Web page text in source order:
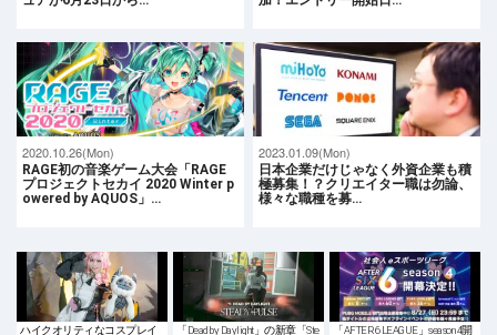
2020.10.26(Mon)
RAGE初の音楽ゲーム大会「RAGE
プロジェクトセカイ 2020 Winter p
owered by AQUOS」…
2023.01.09(Mon)
日本企業だけじゃなく外資企業も積
極募集！？クリエイター職は勿論、
様々な職種を募…
ハイクオリティなコスプレイ
「Dead by Daylight」の新章「Ste
「AFTER 6 LEAGUE」season 4開